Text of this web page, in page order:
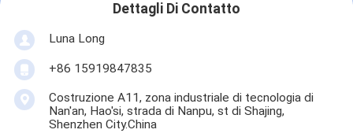
Dettagli Di Contatto
Luna Long
+86 15919847835
Costruzione A11, zona industriale di tecnologia di
Nan'an, Hao'si, strada di Nanpu, st di Shajing,
Shenzhen City.China